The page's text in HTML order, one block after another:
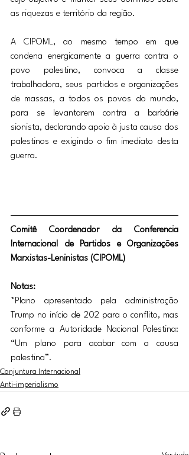
as riquezas e território da região.
A CIPOML, ao mesmo tempo em que
condena energicamente a guerra contra o
povo palestino, convoca a classe
trabalhadora, seus partidos e organizações
de massas, a todos os povos do mundo,
para se levantarem contra a barbárie
sionista, declarando apoio à justa causa dos
palestinos e exigindo o fim imediato desta
guerra.
Comitê Coordenador da Conferencia
Internacional de Partidos e Organizações
Marxistas-Leninistas (CIPOML)
Notas:
*Plano apresentado pela administração
Trump no início de 202 para o conflito, mas
conforme a Autoridade Nacional Palestina:
“Um plano para acabar com a causa
palestina”.
Conjuntura Internacional
Anti-imperialismo